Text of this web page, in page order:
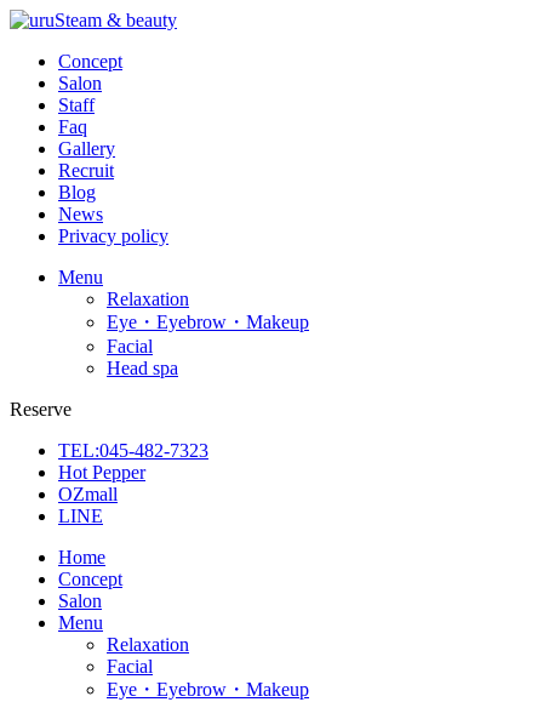
Concept
Salon
Staff
Faq
Gallery
Recruit
Blog
News
Privacy policy
Menu
Relaxation
Eye・Eyebrow・Makeup
Facial
Head spa
Reserve
TEL:045-482-7323
Hot Pepper
OZmall
LINE
Home
Concept
Salon
Menu
Relaxation
Facial
Eye・Eyebrow・Makeup